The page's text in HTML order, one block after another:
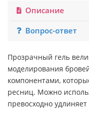
Описание
Вопрос-ответ
Прозрачный гель
моделирования
компонентами,
ресниц. Можно
превосходно